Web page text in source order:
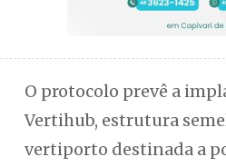
O protocolo prevê a
Vertihub, estrutura
vertiporto destinada a